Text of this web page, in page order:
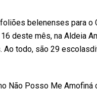
belenenses para o
deste mês, na Aldeia
Ao todo, são 29
Não Posso Me Amofiná